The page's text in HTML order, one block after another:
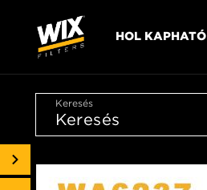
HOL KAPHATÓ
Keresés